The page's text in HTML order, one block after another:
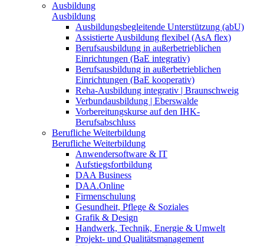
Ausbildung
Ausbildung
Ausbildungsbegleitende Unterstützung (abU)
Assistierte Ausbildung flexibel (AsA flex)
Berufsausbildung in außerbetrieblichen
Einrichtungen (BaE integrativ)
Berufsausbildung in außerbetrieblichen
Einrichtungen (BaE kooperativ)
Reha-Ausbildung integrativ | Braunschweig
Verbundausbildung | Eberswalde
Vorbereitungskurse auf den IHK-
Berufsabschluss
Berufliche Weiterbildung
Berufliche Weiterbildung
Anwendersoftware & IT
Aufstiegsfortbildung
DAA Business
DAA.Online
Firmenschulung
Gesundheit, Pflege & Soziales
Grafik & Design
Handwerk, Technik, Energie & Umwelt
Projekt- und Qualitätsmanagement